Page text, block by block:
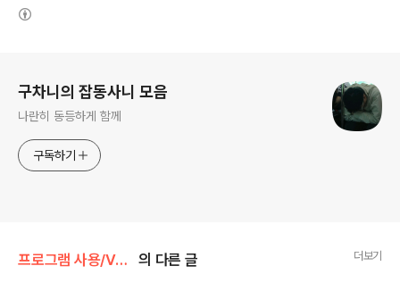
구차니의 잡동사니 모음
나란히 동등하게 함께
구독하기
프로그램 사용/Version Control 의 다른 글 더보기